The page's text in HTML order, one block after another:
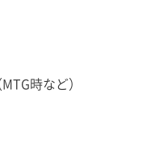
時など）